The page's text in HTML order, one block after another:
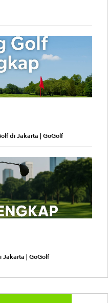
di Jakarta | GoGolf
Jakarta | GoGolf